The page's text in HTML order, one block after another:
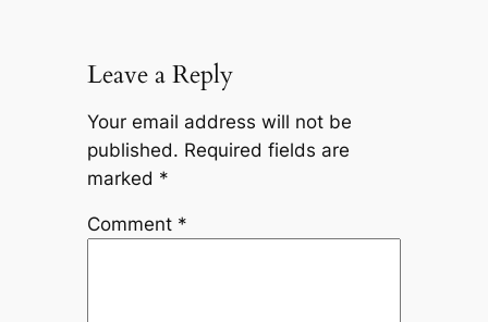
Leave a Reply
Your email address will not be
published. Required fields are
marked *
Comment *